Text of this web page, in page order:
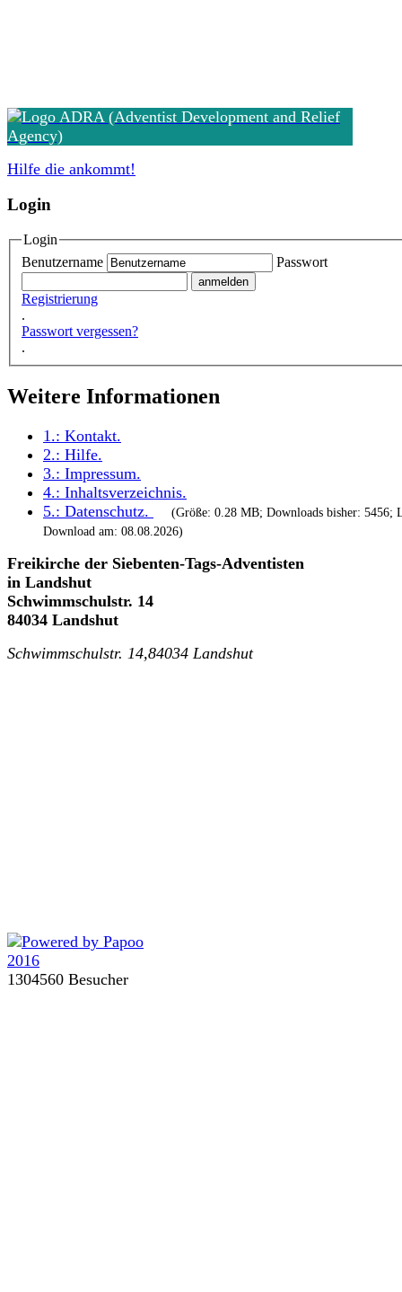
Hilfe die ankommt!
Login
Login
Benutzername
Passwort
Registrierung
.
Passwort vergessen?
.
Weitere Informationen
1.: Kontakt.
2.: Hilfe.
3.: Impressum.
4.: Inhaltsverzeichnis.
5.: Datenschutz.
(Größe: 0.28 MB; Downloads bisher: 5456;
Download am: 08.08.2026)
Freikirche der Siebenten-Tags-Adventisten
in Landshut
Schwimmschulstr. 14
84034 Landshut
Schwimmschulstr. 14,84034 Landshut
1304560 Besucher